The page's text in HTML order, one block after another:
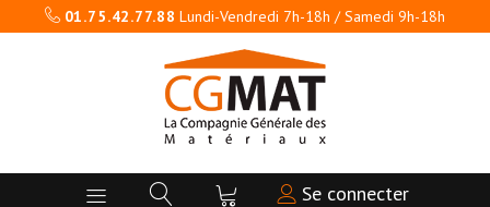
01.75.42.77.88 Lundi-Vendredi 7h-18h / Samedi 9h-18h
Se connecter